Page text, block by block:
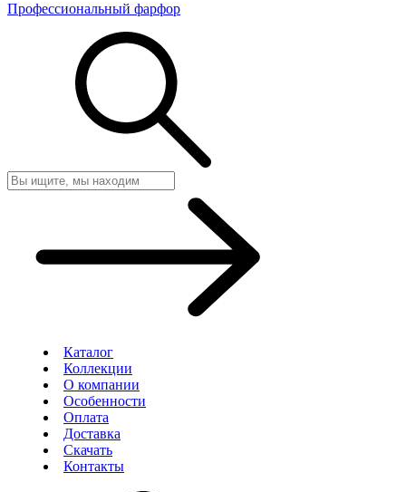
Профессиональный фарфор
Каталог
Коллекции
О компании
Особенности
Оплата
Доставка
Скачать
Контакты